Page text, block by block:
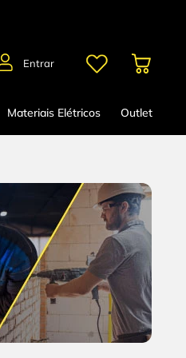
Entrar
Materiais Elétricos Outlet